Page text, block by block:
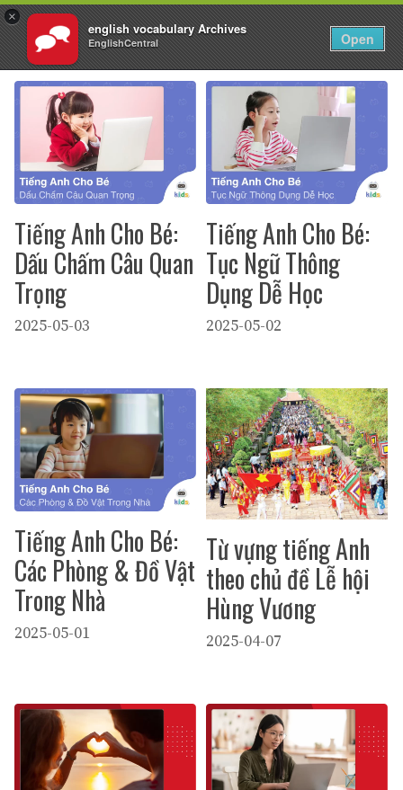
×
english vocabulary Archives
EnglishCentral Open
Đăng nhập VI
Chuyển
đến
Tiếng Anh Cho Bé:
Dấu Chấm Câu Quan
Trọng
2025-05-03
Tiếng Anh Cho Bé:
Tục Ngữ Thông
Dụng Dễ Học
2025-05-02
Tiếng Anh Cho Bé:
Các Phòng & Đồ Vật
Trong Nhà
2025-05-01
Từ vựng tiếng Anh
theo chủ đề Lễ hội
Hùng Vương
2025-04-07